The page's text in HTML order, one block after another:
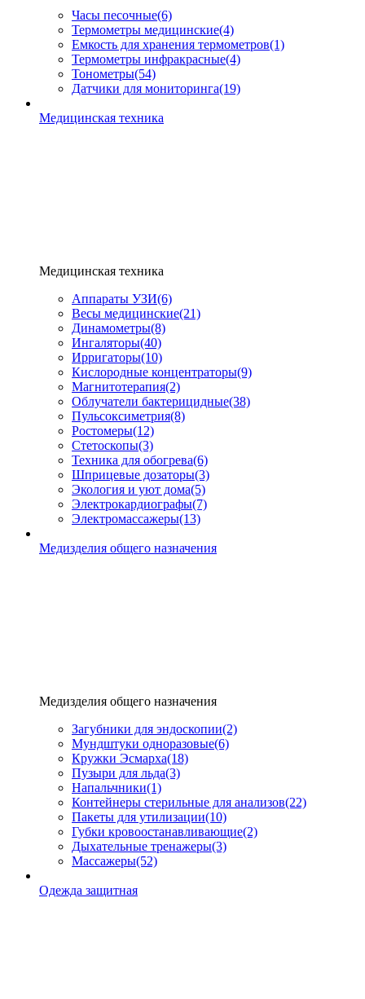
Часы песочные(6)
Термометры медицинские(4)
Емкость для хранения термометров(1)
Термометры инфракрасные(4)
Тонометры(54)
Датчики для мониторинга(19)
Медицинская техника
Медицинская техника
Аппараты УЗИ(6)
Весы медицинские(21)
Динамометры(8)
Ингаляторы(40)
Ирригаторы(10)
Кислородные концентраторы(9)
Магнитотерапия(2)
Облучатели бактерицидные(38)
Пульсоксиметрия(8)
Ростомеры(12)
Стетоскопы(3)
Техника для обогрева(6)
Шприцевые дозаторы(3)
Экология и уют дома(5)
Электрокардиографы(7)
Электромассажеры(13)
Медизделия общего назначения
Медизделия общего назначения
Загубники для эндоскопии(2)
Мундштуки одноразовые(6)
Кружки Эсмарха(18)
Пузыри для льда(3)
Напальчники(1)
Контейнеры стерильные для анализов(22)
Пакеты для утилизации(10)
Губки кровоостанавливающие(2)
Дыхательные тренажеры(3)
Массажеры(52)
Одежда защитная